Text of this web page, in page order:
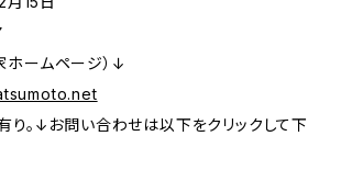
ホームページ）↓
り。↓お問い合わせは以下をクリックして下